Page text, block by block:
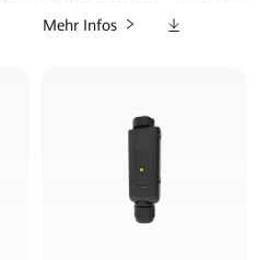
Mehr Infos Downloads